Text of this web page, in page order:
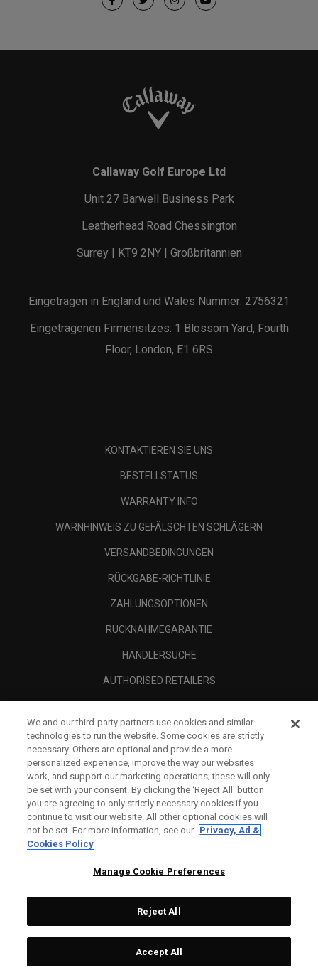
Callaway Golf Europe Ltd
Unit 27 Barwell Business Park
Leatherhead Road Chessington
Surrey | KT9 2NY | Großbritannien
Eingetragen in England und Wales Nummer: 2756321
Eingetragenen Firmensitzes: 1 Blossom Yard, Fourth
Floor, London, E1 6RS
KONTAKTIEREN SIE UNS
BESTELLSTATUS
WARRANTY INFO
WARNHINWEIS ZU GEFÄLSCHTEN SCHLÄGERN
VERSANDBEDINGUNGEN
RÜCKGABE-RICHTLINIE
ZAHLUNGSOPTIONEN
RÜCKNAHMEGARANTIE
HÄNDLERSUCHE
AUTHORISED RETAILERS
UNTERNEHMENSPROFIL
RECHTLICHES-
Topgolf Callaway Brands.
All rights reserved.
We and our third-party partners use cookies and similar
technologies to run the website. Some cookies are strictly
necessary. Others are optional and provide a more
personalized experience, improve the way our websites
work, and support our marketing operations; these will only
be set with your consent. By clicking the ‘Reject All' button
you are agreeing to only strictly necessary cookies if you
continue to visit our website. All other optional cookies will
not be set. For more information, see our Privacy, Ad &
Cookies Policy
Manage Cookie Preferences
Reject All
Accept All